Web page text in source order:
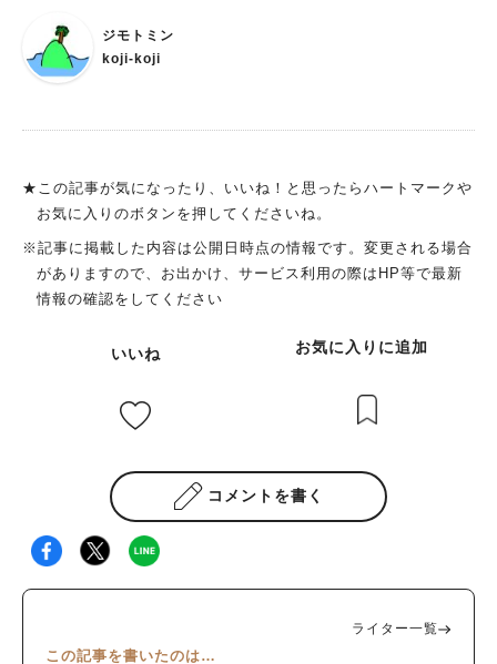
ジモトミン
koji-koji
★この記事が気になったり、いいね！と思ったらハートマークや
お気に入りのボタンを押してくださいね。
※記事に掲載した内容は公開日時点の情報です。変更される場合
がありますので、お出かけ、サービス利用の際はHP等で最新
情報の確認をしてください
いいね お気に入りに追加
コメントを書く
ライター一覧
この記事を書いたのは…